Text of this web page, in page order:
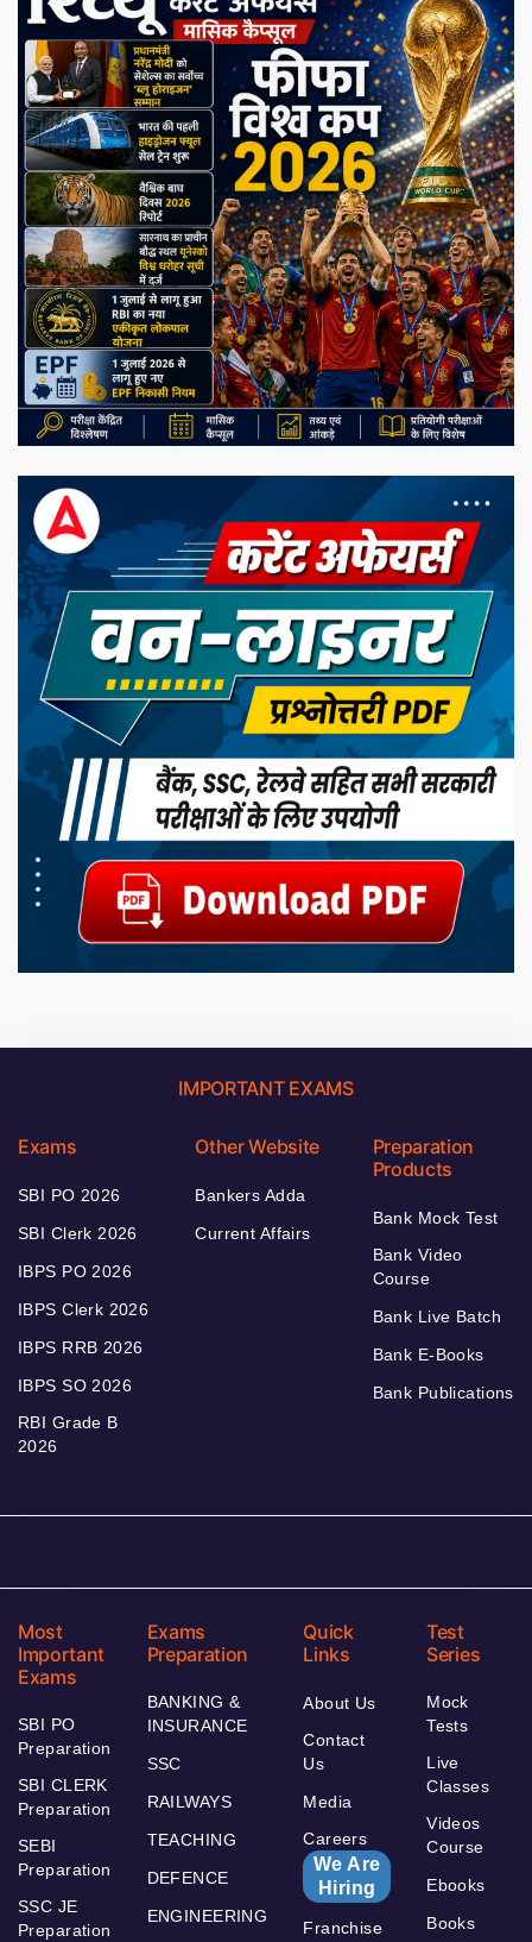
IMPORTANT EXAMS
Exams
SBI PO 2026
SBI Clerk 2026
IBPS PO 2026
IBPS Clerk 2026
IBPS RRB 2026
IBPS SO 2026
RBI Grade B
2026
Other Website
Bankers Adda
Current Affairs
Preparation
Products
Bank Mock Test
Bank Video
Course
Bank Live Batch
Bank E-Books
Bank Publications
Most
Important
Exams
SBI PO
Preparation
SBI CLERK
Preparation
SEBI
Preparation
SSC JE
Preparation
Exams
Preparation
BANKING &
INSURANCE
SSC
RAILWAYS
TEACHING
DEFENCE
ENGINEERING
Quick
Links
About Us
Contact
Us
Media
Careers
We Are
Hiring
Franchise
Test
Series
Mock
Tests
Live
Classes
Videos
Course
Ebooks
Books